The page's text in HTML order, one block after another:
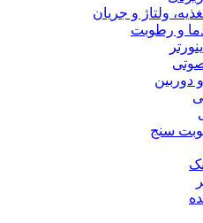
ولتاژ و جریان
و رطوبت
سنج